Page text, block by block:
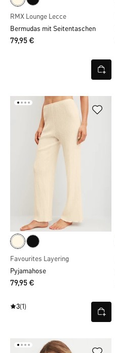
RMX Lounge Lecce
Bermudas mit Seitentaschen
79,95 €
Favourites Layering
Pyjamahose
79,95 €
3(1)